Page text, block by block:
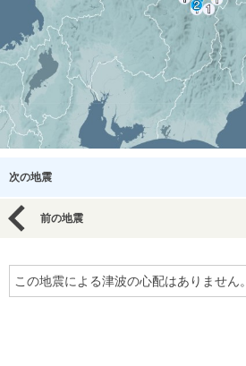
次の地震
前の地震
この地震による津波の心配はありません。